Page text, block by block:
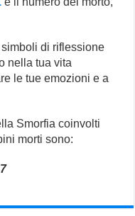
di riflessione
nella tua vita
le tue emozioni e a
Smorfia coinvolti
morti sono: